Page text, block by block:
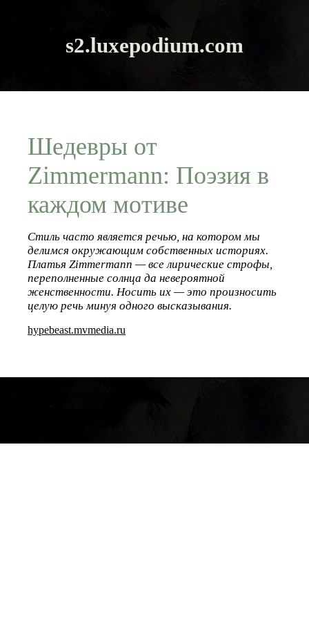
s2.luxepodium.com
Шедевры от
Zimmermann: Поэзия в
каждом мотиве
Стиль часто является речью, на котором мы
делимся окружающим собственных историях.
Платья Zimmermann — все лирические строфы,
переполненные солнца да невероятной
женственности. Носить их — это произносить
целую речь минуя одного высказывания.
hypebeast.mvmedia.ru